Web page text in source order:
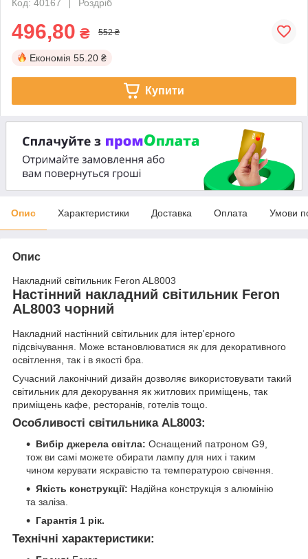
Код: 40167
Роздріб
496,80 ₴ 552 ₴
Економія 55.20 ₴
Купити
Опис Характеристики Доставка Оплата Умови
Опис
Накладний світильник Feron AL8003
Настінний накладний світильник Feron
AL8003 чорний
Накладний настінний світильник для інтер'єрного
підсвічування. Може встановлюватися як для декоративного
освітлення, так і в якості бра.
Сучасний лаконічний дизайн дозволяє використовувати такий
світильник для декорування як житлових приміщень, так
приміщень кафе, ресторанів, готелів тощо.
Особливості світильника AL8003:
Вибір джерела світла: Оснащений патроном G9,
тож ви самі можете обирати лампу для них і таким
чином керувати яскравістю та температурою свічення.
Якість конструкції: Надійна конструкція з алюмінію
та заліза.
Гарантія 1 рік.
Технічні характеристики: